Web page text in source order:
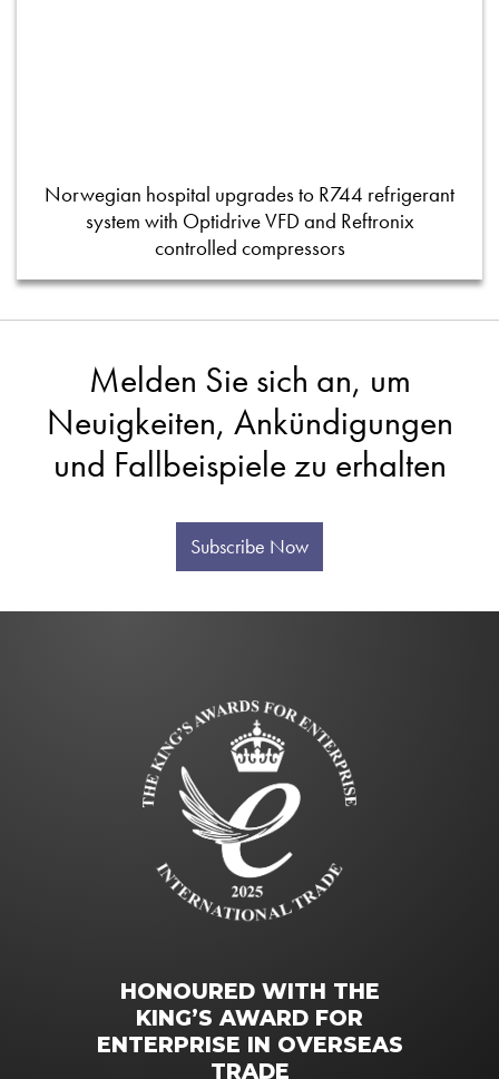
Norwegian hospital upgrades to R744 refrigerant
system with Optidrive VFD and Reftronix
controlled compressors
Melden Sie sich an, um
Neuigkeiten, Ankündigungen
und Fallbeispiele zu erhalten
Subscribe Now
HONOURED WITH THE
KING’S AWARD FOR
ENTERPRISE IN OVERSEAS
TRADE